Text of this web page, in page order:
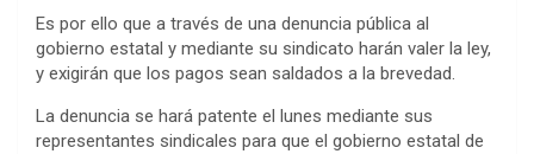
Es por ello que a través de una denuncia pública al
gobierno estatal y mediante su sindicato harán valer la ley,
y exigirán que los pagos sean saldados a la brevedad.
La denuncia se hará patente el lunes mediante sus
representantes sindicales para que el gobierno estatal de